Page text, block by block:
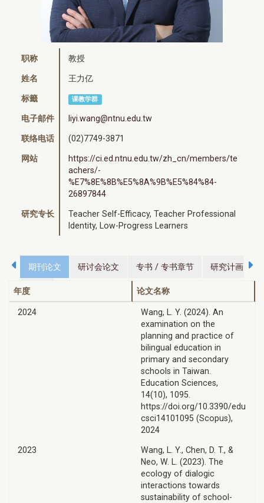
职称 教授
姓名 王力亿
标籤 课教学群
电子邮件 liyi.wang@ntnu.edu.tw
联络电话 (02)7749-3871
网站
https://ci.ed.ntnu.edu.tw/zh_cn/members/te
achers/-
%E7%8E%8B%E5%8A%9B%E5%84%84-
26897844
研究专长
Teacher Self-Efficacy, Teacher Professional
Identity, Low-Progress Learners
期刊论文 研讨会论文 专书 / 专书章节 研究计画
荣誉
年度 论文名称
2024
Wang, L. Y. (2024). An
examination on the
planning and practice of
bilingual education in
primary and secondary
schools in Taiwan.
Education Sciences,
14(10), 1095.
https://doi.org/10.3390/edu
csci14101095 (Scopus),
2024
2023
Wang, L. Y., Chen, D. T., &
Neo, W. L. (2023). The
ecology of dialogic
interactions towards
sustainability of school-